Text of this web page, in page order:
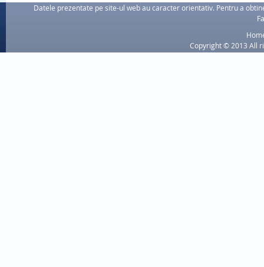
Datele prezentate pe site-ul web au caracter orientativ. Pentru a
Copyright © 2013 All